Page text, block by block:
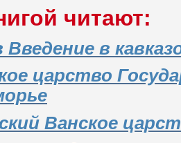
читают:
в
царство
Ванское